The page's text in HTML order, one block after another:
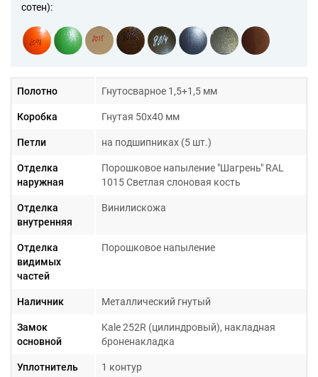
сотен):
Гарантия 1 год
Полотно Гнутосварное 1,5+1,5 мм
Коробка Гнутая 50х40 мм
Петли на подшипниках (5 шт.)
Отделка
наружная
Порошковое напыление "Шагрень" RAL
1015 Светлая слоновая кость
Отделка
внутренняя
Винилискожа
Отделка
видимых
частей
Порошковое напыление
Наличник Металлический гнутый
Замок
основной
Kale 252R (цилиндровый), накладная
броненакладка
Уплотнитель 1 контур